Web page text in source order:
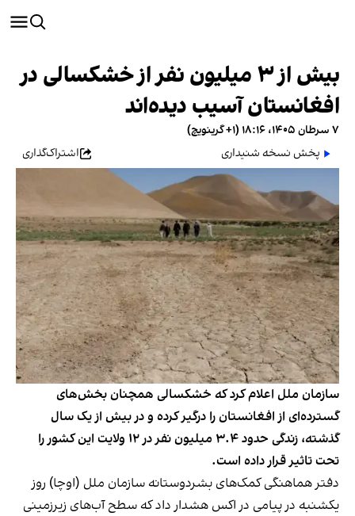
بیش از ۳ میلیون نفر از خشکسالی در
افغانستان آسیب دیده‌اند
۷ سرطان ۱۴۰۵، ۱۸:۱۶ (‎+۱ گرینویچ)
پخش نسخه شنیداری
اشتراک‌گذاری
سازمان ملل اعلام کرد که خشکسالی همچنان بخش‌های
گسترده‌ای از افغانستان را درگیر کرده و در بیش از یک سال
گذشته، زندگی حدود ۳.۴ میلیون نفر در ۱۲ ولایت این کشور را
تحت تاثیر قرار داده است.
دفتر هماهنگی کمک‌های بشردوستانه سازمان ملل (اوچا) روز
یکشنبه در پیامی در اکس هشدار داد که سطح آب‌های زیرزمینی